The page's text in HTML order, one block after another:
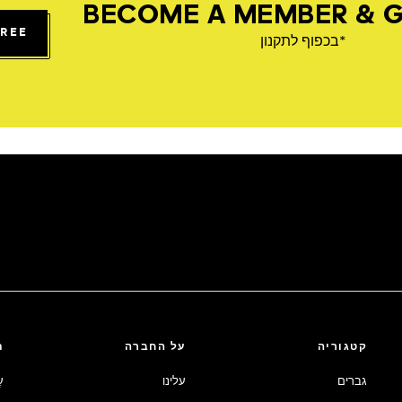
BECOME A MEMBER &
*בכפוף לתקנון
קטגוריה
גברים
על החברה
עלינו